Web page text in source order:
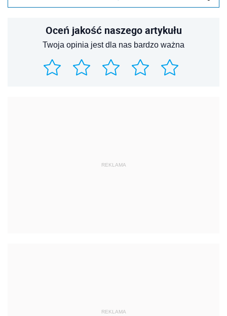
Oceń jakość naszego artykułu
Twoja opinia jest dla nas bardzo ważna
REKLAMA
REKLAMA